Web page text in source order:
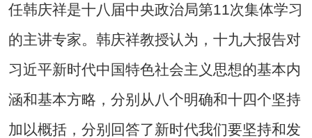
任韩庆祥是十八届中央政治局第11次集体学习
的主讲专家。韩庆祥教授认为，十九大报告对
习近平新时代中国特色社会主义思想的基本内
涵和基本方略，分别从八个明确和十四个坚持
加以概括，分别回答了新时代我们要坚持和发